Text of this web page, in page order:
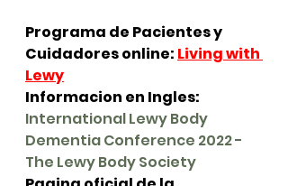
Programa de Pacientes y
Cuidadores online: Living with
Lewy
Informacion en Ingles:
International Lewy Body
Dementia Conference 2022 -
The Lewy Body Society